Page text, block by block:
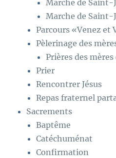
Marche de Saint-
Marche de Saint-
Parcours «Venez et
Pèlerinage des
Prières des
Prier
Rencontrer Jésus
Repas fraternel
Sacrements
Baptême
Catéchuménat
Confirmation